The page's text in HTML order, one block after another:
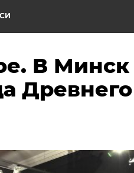
В Минск
Древнего